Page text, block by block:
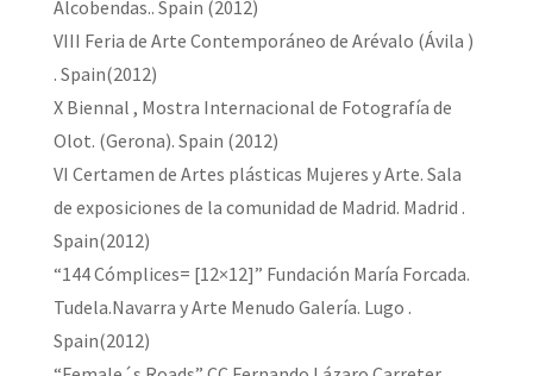
Alcobendas.. Spain (2012)
VIII Feria de Arte Contemporáneo de Arévalo (Ávila )
. Spain(2012)
X Biennal , Mostra Internacional de Fotografía de
Olot. (Gerona). Spain (2012)
VI Certamen de Artes plásticas Mujeres y Arte. Sala
de exposiciones de la comunidad de Madrid. Madrid .
Spain(2012)
“144 Cómplices= [12×12]” Fundación María Forcada.
Tudela.Navarra y Arte Menudo Galería. Lugo .
Spain(2012)